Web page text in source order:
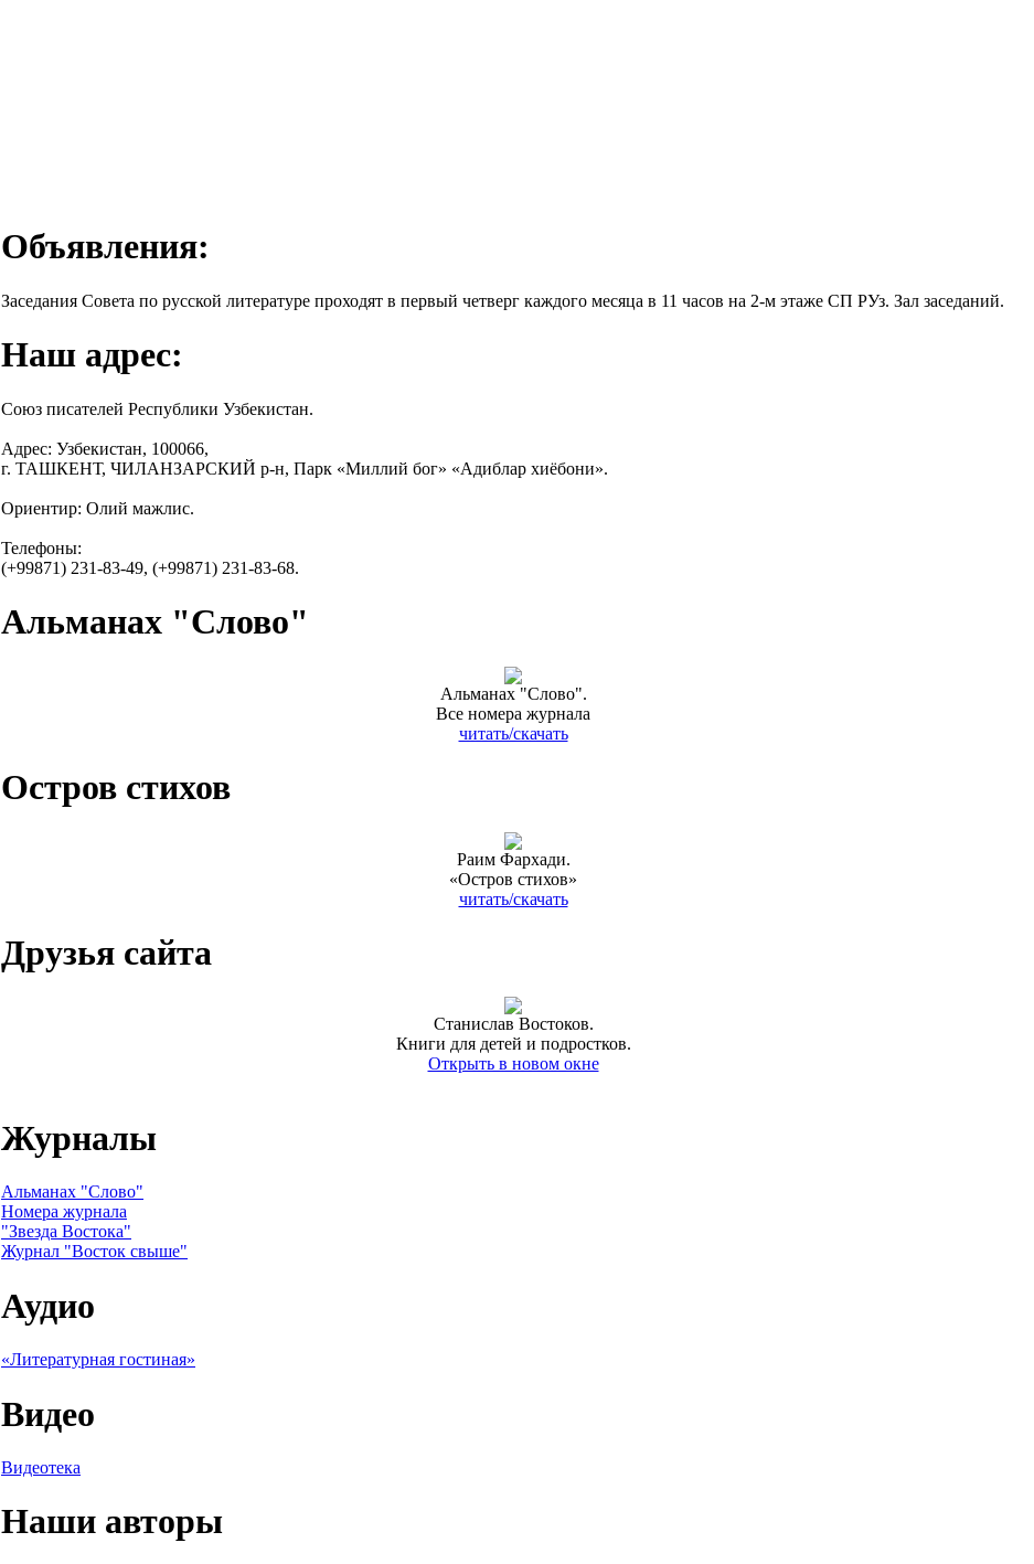
Объявления:
Заседания Совета по русской литературе проходят в первый четверг каждого месяца в 11 часов на 2-м этаже СП РУз. Зал заседаний.
Наш адрес:
Союз писателей Республики Узбекистан.
Адрес: Узбекистан, 100066,
г. ТАШКЕНТ, ЧИЛАНЗАРСКИЙ р-н, Парк «Миллий бог» «Адиблар хиёбони».
Ориентир: Олий мажлис.
Телефоны:
(+99871) 231-83-49, (+99871) 231-83-68.
Альманах "Слово"
Альманах "Слово".
Все номера журнала
читать/скачать
Остров стихов
Раим Фархади.
«Остров стихов»
читать/скачать
Друзья сайта
Станислав Востоков.
Книги для детей и подростков.
Открыть в новом окне
Журналы
Альманах "Слово"
Номера журнала
"Звезда Востока"
Журнал "Восток свыше"
Аудио
«Литературная гостиная»
Видео
Видеотека
Наши авторы